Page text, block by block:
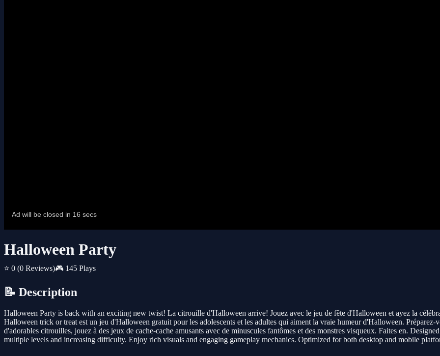
Halloween Party
⭐ 0 (0 Reviews)🎮 145 Plays
📝 Description
Halloween Party is back with an exciting new twist! La citrouille d'Halloween arrive! Jouez avec le jeu de fête d'Halloween et ayez la
Halloween trick or treat est un jeu d'Halloween gratuit pour les adolescents et les adultes qui aiment la vraie humeur d'Halloween.
d'adorables citrouilles, jouez à des jeux de cache-cache amusants avec de minuscules fantômes et des monstres visqueux. Faites en.
multiple levels and increasing difficulty. Enjoy rich visuals and engaging gameplay mechanics. Optimized for both desktop and mobile